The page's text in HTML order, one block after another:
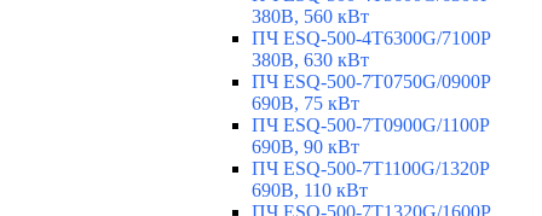
380В, 560 кВт
ПЧ ESQ-500-4T6300G/7100P
380В, 630 кВт
ПЧ ESQ-500-7T0750G/0900P
690В, 75 кВт
ПЧ ESQ-500-7T0900G/1100P
690В, 90 кВт
ПЧ ESQ-500-7T1100G/1320P
690В, 110 кВт